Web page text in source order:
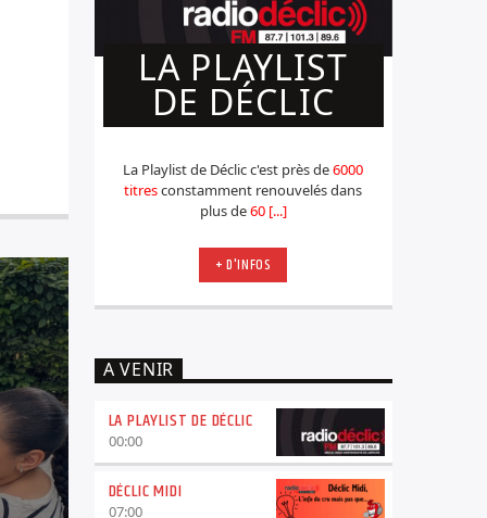
LA PLAYLIST
DE DÉCLIC
La Playlist de Déclic c'est près de6000
titresconstamment renouvelés dans
plus de60 [...]
+ D'INFOS
A VENIR
LA PLAYLIST DE DÉCLIC
00:00
DÉCLIC MIDI
07:00